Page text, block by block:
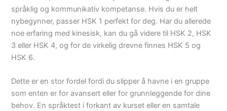
språklig og kommunikativ kompetanse. Hvis du er helt
nybegynner, passer HSK 1 perfekt for deg. Har du allerede
noe erfaring med kinesisk, kan du gå videre til HSK 2, HSK
3 eller HSK 4, og for de virkelig drevne finnes HSK 5 og
HSK 6.
Dette er en stor fordel fordi du slipper å havne i en gruppe
som enten er for avansert eller for grunnleggende for dine
behov. En språktest i forkant av kurset eller en samtale